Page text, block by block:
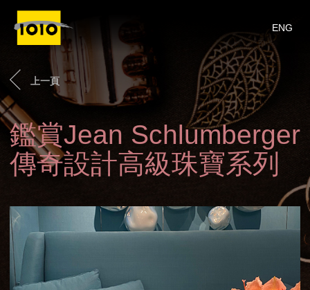
ENG
上一頁
鑑賞Jean Schlumberger
傳奇設計高級珠寶系列